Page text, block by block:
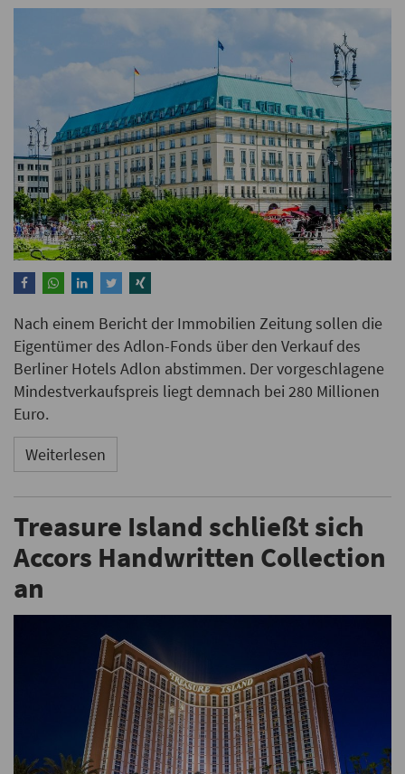
Nach einem Bericht der Immobilien Zeitung sollen die
Eigentümer des Adlon-Fonds über den Verkauf des
Berliner Hotels Adlon abstimmen. Der vorgeschlagene
Mindestverkaufspreis liegt demnach bei 280 Millionen
Euro.
Weiterlesen
Treasure Island schließt sich
Accors Handwritten Collection
an